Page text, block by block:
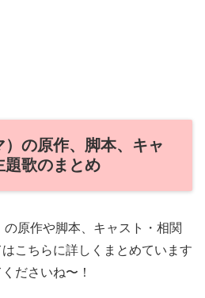
の原作、脚本、キャ
題歌のまとめ
原作や脚本、キャスト・相関
こちらに詳しくまとめています
ださいね〜！